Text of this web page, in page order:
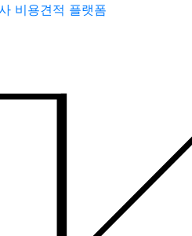
비용견적 플랫폼